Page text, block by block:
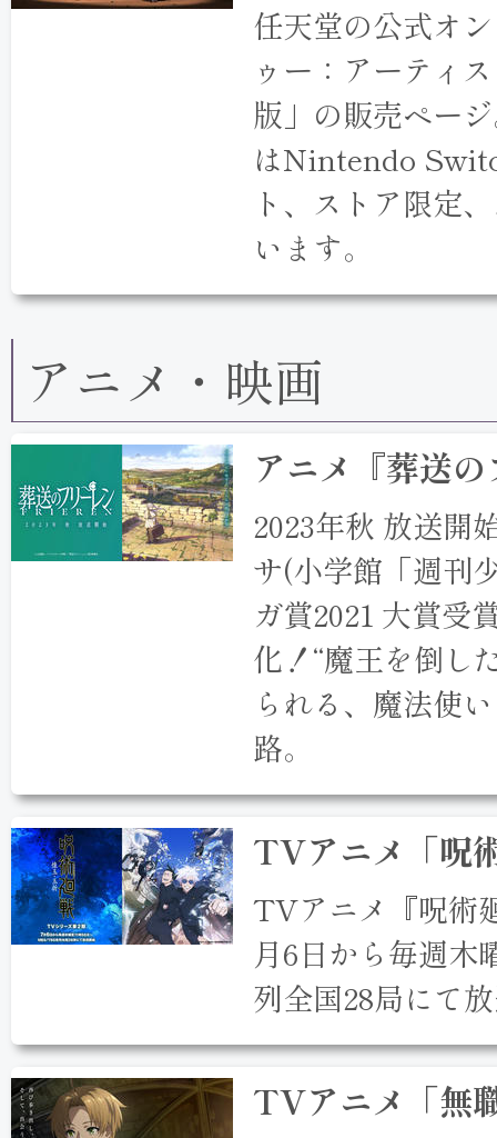
任天堂の公式オ
ゥー：アーティ
版」の販売ペー
はNintendo
ト、ストア限定
います。
アニメ・映画
アニメ『葬送
2023年秋 放送開
サ(小学館「週刊
ガ賞2021 大賞受
化！“魔王を倒し
られる、魔法使
路。
TVアニメ「呪
TVアニメ『呪
月6日から毎週
列全国28局にて
TVアニメ「無